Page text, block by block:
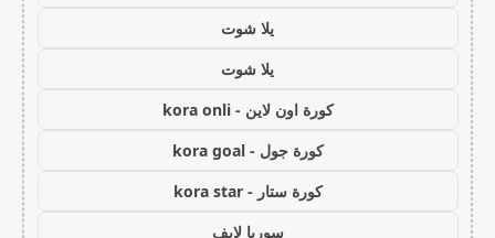
يلا شوت
يلا شوت
كورة اون لاين - kora onli
كورة جول - kora goal
كورة ستار - kora star
سوريا لايف